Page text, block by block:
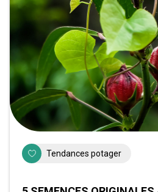
Tendances potager